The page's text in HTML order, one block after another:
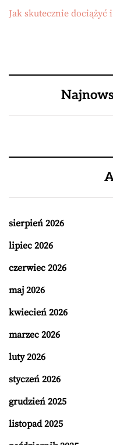
Jak skutecznie dociążyć i
sierpień 2026
lipiec 2026
czerwiec 2026
maj 2026
kwiecień 2026
marzec 2026
luty 2026
styczeń 2026
grudzień 2025
listopad 2025